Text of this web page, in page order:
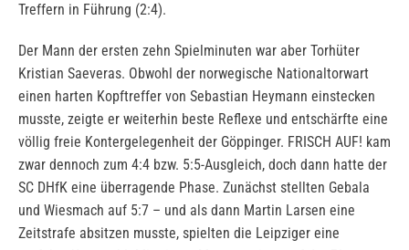
Treffern in Führung (2:4).
Der Mann der ersten zehn Spielminuten war aber Torhüter
Kristian Saeveras. Obwohl der norwegische Nationaltorwart
einen harten Kopftreffer von Sebastian Heymann einstecken
musste, zeigte er weiterhin beste Reflexe und entschärfte eine
völlig freie Kontergelegenheit der Göppinger. FRISCH AUF! kam
zwar dennoch zum 4:4 bzw. 5:5-Ausgleich, doch dann hatte der
SC DHfK eine überragende Phase. Zunächst stellten Gebala
und Wiesmach auf 5:7 – und als dann Martin Larsen eine
Zeitstrafe absitzen musste, spielten die Leipziger eine